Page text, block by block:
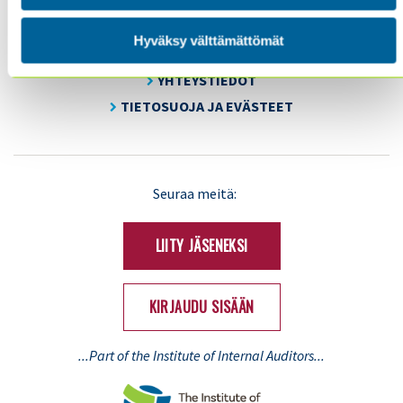
Hyväksy välttämättömät
YHDISTYS
YHTEYSTIEDOT
TIETOSUOJA JA EVÄSTEET
Seuraa meitä:
LIITY JÄSENEKSI
KIRJAUDU SISÄÄN
...Part of the Institute of Internal Auditors...